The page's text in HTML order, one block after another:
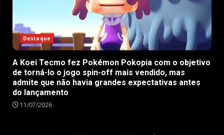
Destaque
A Koei Tecmo fez Pokémon Pokopia com o objetivo
de torná-lo o jogo spin-off mais vendido, mas
admite que não havia grandes expectativas antes
do lançamento
11/07/2026